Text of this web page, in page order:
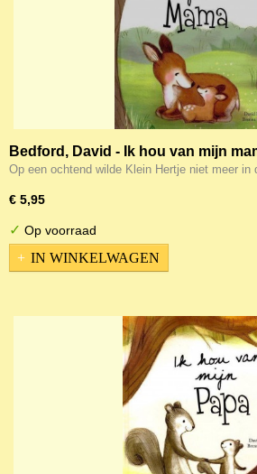
Bedford, David - Ik hou van mijn
Op een ochtend wilde Klein Hertje niet meer
€ 5,95
✓ Op voorraad
IN WINKELWAGEN